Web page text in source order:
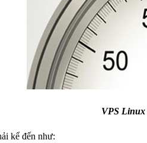
VPS Linux
kể đến như: